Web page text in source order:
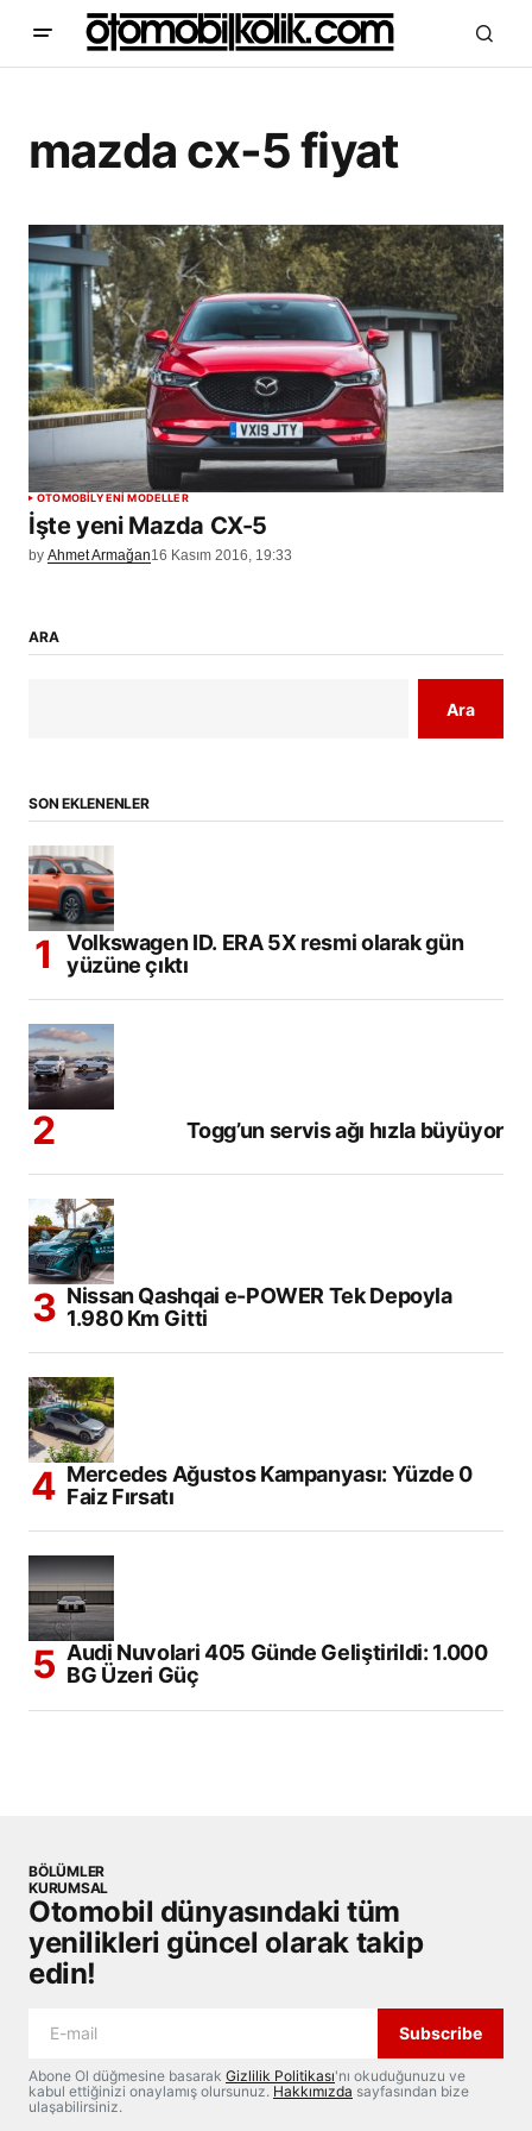
mazda cx-5 fiyat
OTOMOBİLYENİ MODELLER
İşte yeni Mazda CX-5
by Ahmet Armağan16 Kasım 2016, 19:33
ARA
Ara
SON EKLENENLER
Volkswagen ID. ERA 5X resmi olarak gün
yüzüne çıktı
Togg’un servis ağı hızla büyüyor
Nissan Qashqai e-POWER Tek Depoyla
1.980 Km Gitti
Mercedes Ağustos Kampanyası: Yüzde 0
Faiz Fırsatı
Audi Nuvolari 405 Günde Geliştirildi: 1.000
BG Üzeri Güç
BÖLÜMLER
KURUMSAL
Otomobil dünyasındaki tüm
yenilikleri güncel olarak takip
edin!
Subscribe
Abone Ol düğmesine basarak Gizlilik Politikası'nı okuduğunuzu ve
kabul ettiğinizi onaylamış olursunuz. Hakkımızda sayfasından bize
ulaşabilirsiniz.